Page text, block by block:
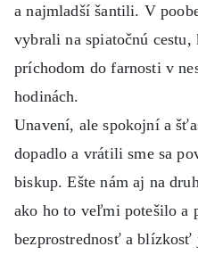
a najmladší šantili. V
vybrali na spiatočnú
príchodom do farnosti v
hodinách.
Unavení, ale spokojní a
dopadlo a vrátili sme sa
biskup. Ešte nám aj na
ako ho to veľmi potešilo a
bezprostrednosť a blízkosť